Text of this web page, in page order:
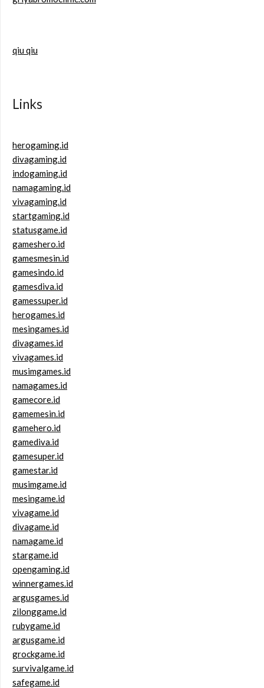
qiu qiu
Links
herogaming.id
divagaming.id
indogaming.id
namagaming.id
vivagaming.id
startgaming.id
statusgame.id
gameshero.id
gamesmesin.id
gamesindo.id
gamesdiva.id
gamessuper.id
herogames.id
mesingames.id
divagames.id
vivagames.id
musimgames.id
namagames.id
gamecore.id
gamemesin.id
gamehero.id
gamediva.id
gamesuper.id
gamestar.id
musimgame.id
mesingame.id
vivagame.id
divagame.id
namagame.id
stargame.id
opengaming.id
winnergames.id
argusgames.id
zilonggame.id
rubygame.id
argusgame.id
grockgame.id
survivalgame.id
safegame.id